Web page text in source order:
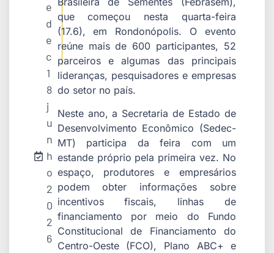
e
d
e
c
1
8
j
u
n
h
o
2
0
2
6
que começou nesta quarta-feira
(17.6), em Rondonópolis. O evento
reúne mais de 600 participantes, 52
parceiros e algumas das principais
lideranças, pesquisadores e empresas
do setor no país.
Neste ano, a Secretaria de Estado de
Desenvolvimento Econômico (Sedec-
MT) participa da feira com um
estande próprio pela primeira vez. No
espaço, produtores e empresários
podem obter informações sobre
incentivos fiscais, linhas de
financiamento por meio do Fundo
Constitucional de Financiamento do
Centro-Oeste (FCO), Plano ABC+ e